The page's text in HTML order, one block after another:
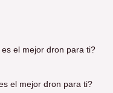
el mejor dron para ti?
el mejor dron para ti?